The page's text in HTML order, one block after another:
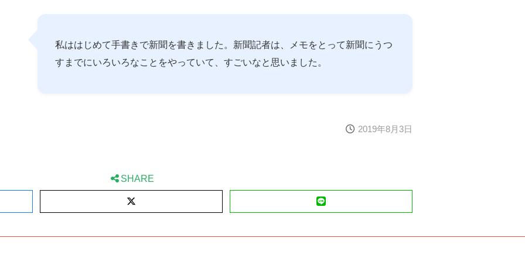
私ははじめて手書きで新聞を書きました。新聞記者は、メモをとって新聞にうつ
すまでにいろいろなことをやっていて、すごいなと思いました。
2019年8月3日
SHARE
LINE